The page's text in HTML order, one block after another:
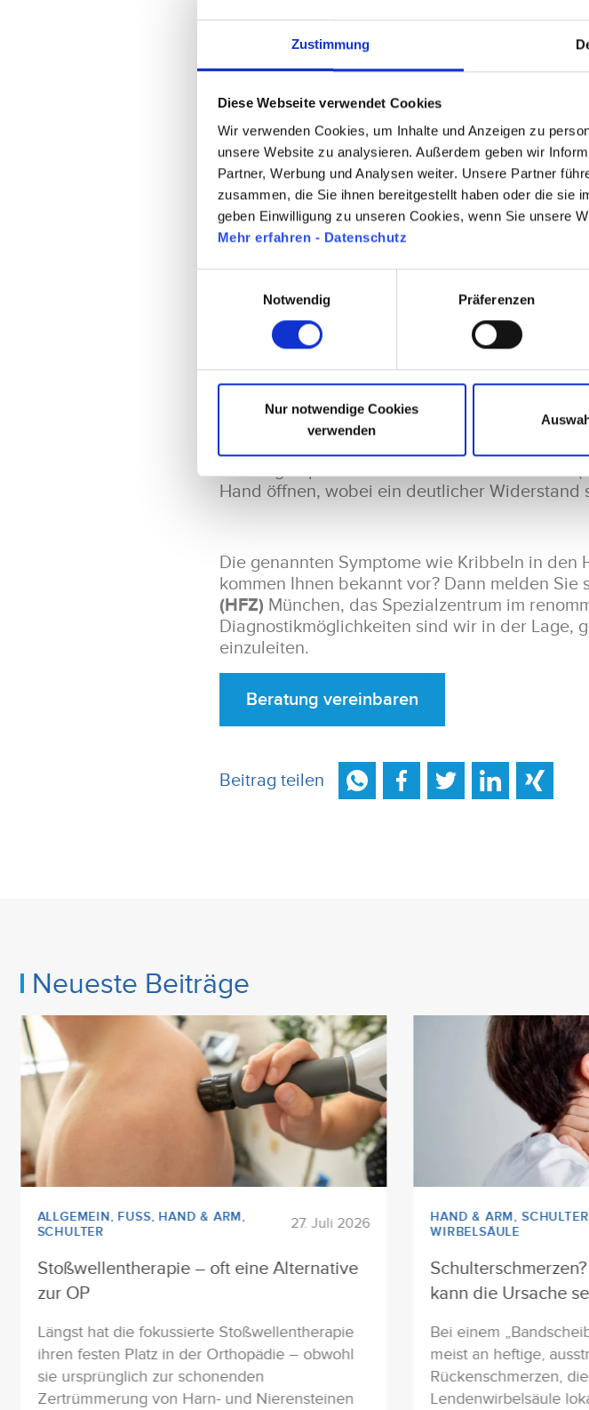
Zustimmung
Diese Webseite verwendet Cookies
Wir verwenden Cookies, um Inhalte und Anzeigen zu
unsere Website zu analysieren. Außerdem geben wir
Partner, Werbung und Analysen weiter. Unsere Partner
zusammen, die Sie ihnen bereitgestellt haben oder die sie
geben Einwilligung zu unseren Cookies, wenn Sie unsere
Mehr erfahren - Datenschutz
Notwendig
Präferenzen
Nur notwendige Cookies
verwenden
Um Druck aufzubauen, mit der anderen Hand
langsam über den ganzen Finger Richtung
Übungsdauer: 2 Minuten.
Dehnübung:
Im Vierfüßlerstand die Hand der betroffenen
zeigen. Die Finger eng zusammennehmen
langsam zurückgenommen, ist eine Dehnung
Hierfür braucht es einen Tennis- oder
fünf Sekunden zusammendrücken. Die Hand
spreizen.Wiederholungen: 5- bis 10-mal.
Fingerspreizen:
Die Fingerspitzen zusammenführen. Ein Band
Hand öffnen, wobei ein deutlicher Widerstand
Die genannten Symptome wie Kribbeln in den
kommen Ihnen bekannt vor? Dann melden Sie
(HFZ) München, das Spezialzentrum im
Diagnostikmöglichkeiten sind wir in der Lage,
einzuleiten.
Beratung vereinbaren
Beitrag teilen
Neueste Beiträge
ALLGEMEIN, FUSS , HAND & ARM,
SCHULTER
27. Juli 2026
Stoßwellentherapie – oft eine Alternative
zur OP
Längst hat die fokussierte Stoßwellentherapie
ihren festen Platz in der Orthopädie – obwohl
sie ursprünglich zur schonenden
Zertrümmerung von Harn- und Nierensteinen
HAND & ARM,SCHULTER
WIRBELSÄULE
kann die Ursache
Bei einem
meist an heftige,
Rückenschmerzen,
Lendenwirbelsäule